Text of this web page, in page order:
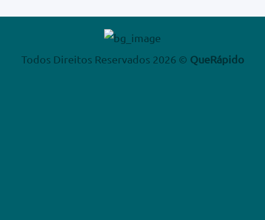
Todos Direitos Reservados 2026 © QueRápido